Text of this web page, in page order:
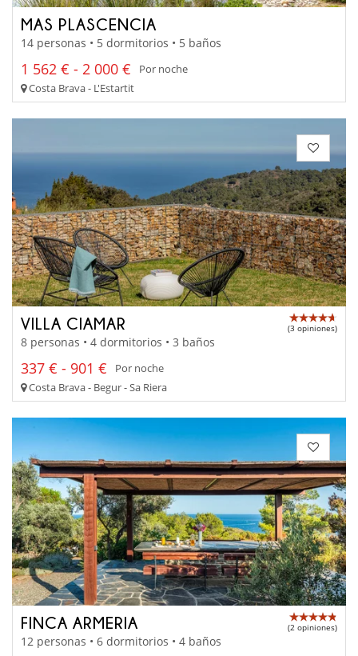
MAS PLASCENCIA
14 personas • 5 dormitorios • 5 baños
1 562 € - 2 000 €
Por noche
Costa Brava - L'Estartit
VILLA CIAMAR (3 opiniones)
8 personas • 4 dormitorios • 3 baños
337 € - 901 €
Por noche
Costa Brava - Begur - Sa Riera
FINCA ARMERIA (2 opiniones)
12 personas • 6 dormitorios • 4 baños